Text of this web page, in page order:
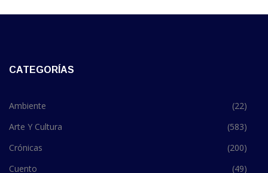
CATEGORÍAS
Ambiente
(22)
Arte Y Cultura
(583)
Crónicas
(200)
Cuento
(49)